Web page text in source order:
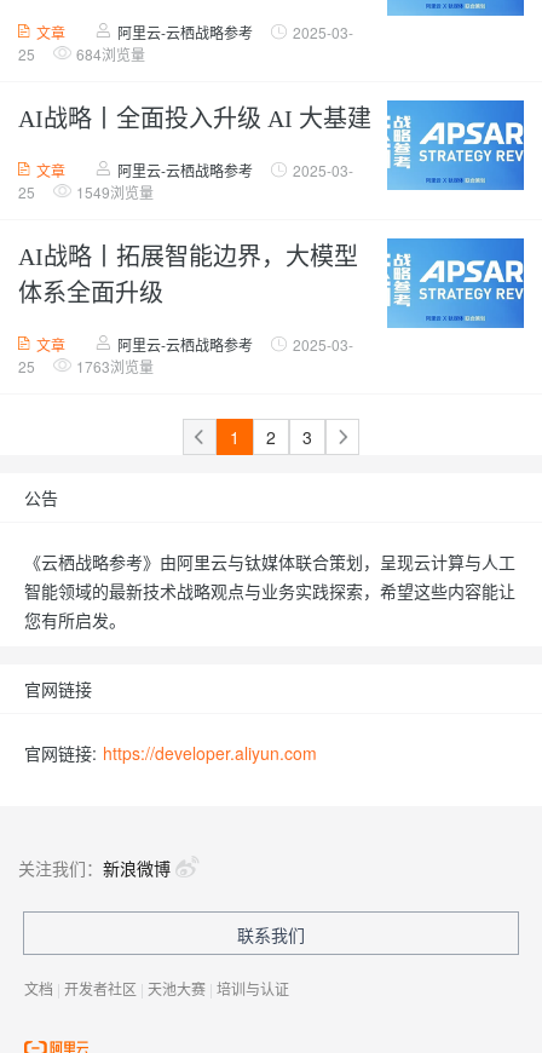
文章 阿里云-云栖战略参考
2025-03-
25
684浏览量
AI战略丨全面投入升级 AI 大基建
文章 阿里云-云栖战略参考
2025-03-
25
1549浏览量
AI战略丨拓展智能边界，大模型
体系全面升级
文章 阿里云-云栖战略参考
2025-03-
25
1763浏览量
1 2 3
公告
《云栖战略参考》由阿里云与钛媒体联合策划，呈现云计算与人工
智能领域的最新技术战略观点与业务实践探索，希望这些内容能让
您有所启发。
官网链接
官网链接: https://developer.aliyun.com
关注我们： 新浪微博
联系我们
文档 | 开发者社区 | 天池大赛 | 培训与认证